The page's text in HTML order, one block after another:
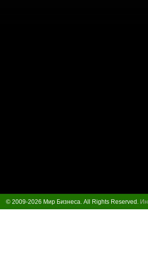
© 2009-2026 Мир Бизнеса. All Rights Reserved.